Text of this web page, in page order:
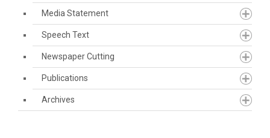
Media Statement
Speech Text
Newspaper Cutting
Publications
Archives